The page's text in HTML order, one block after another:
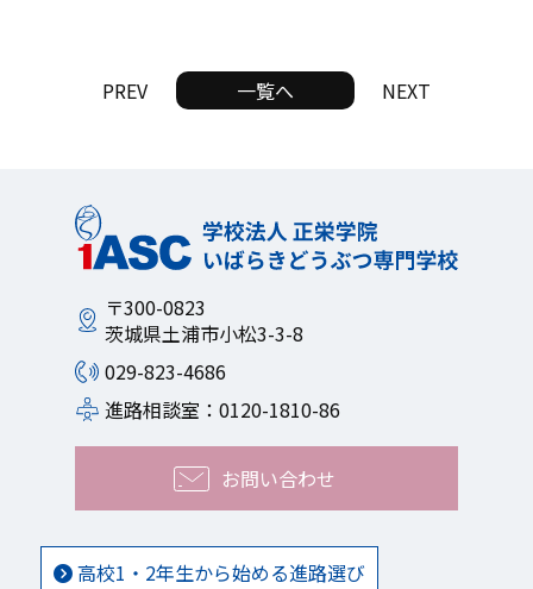
PREV 一覧へ NEXT
〒300-0823
茨城県土浦市小松3-3-8
029-823-4686
進路相談室：0120-1810-86
お問い合わせ
高校1・2年生から始める進路選び